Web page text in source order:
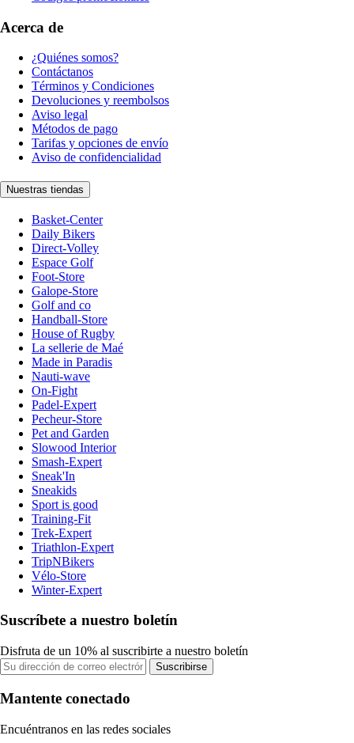
Acerca de
¿Quiénes somos?
Contáctanos
Términos y Condiciones
Devoluciones y reembolsos
Aviso legal
Métodos de pago
Tarifas y opciones de envío
Aviso de confidencialidad
Nuestras tiendas
Basket-Center
Daily Bikers
Direct-Volley
Espace Golf
Foot-Store
Galope-Store
Golf and co
Handball-Store
House of Rugby
La sellerie de Maé
Made in Paradis
Nauti-wave
On-Fight
Padel-Expert
Pecheur-Store
Pet and Garden
Slowood Interior
Smash-Expert
Sneak'In
Sneakids
Sport is good
Training-Fit
Trek-Expert
Triathlon-Expert
TripNBikers
Vélo-Store
Winter-Expert
Suscríbete a nuestro boletín
Disfruta de un 10% al suscribirte a nuestro boletín
Suscribirse
Mantente conectado
Encuéntranos en las redes sociales